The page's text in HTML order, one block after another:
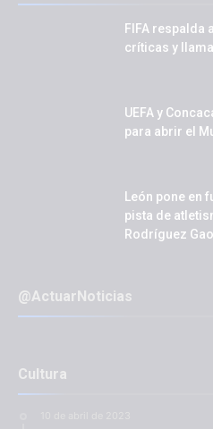
FIFA respalda
críticas y
UEFA y
para abrir el
León pone
pista de
Rodríguez
@ActuarNoticias
Cultura